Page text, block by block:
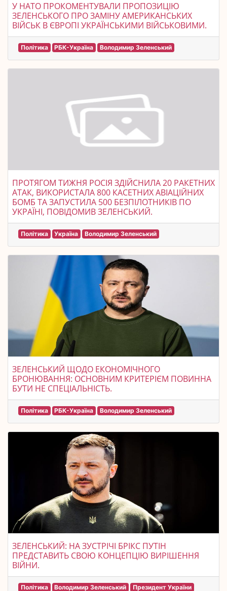
У НАТО ПРОКОМЕНТУВАЛИ ПРОПОЗИЦІЮ
ЗЕЛЕНСЬКОГО ПРО ЗАМІНУ АМЕРИКАНСЬКИХ
ВІЙСЬК В ЄВРОПІ УКРАЇНСЬКИМИ ВІЙСЬКОВИМИ.
Політика РБК-Україна Володимир Зеленський
ПРОТЯГОМ ТИЖНЯ РОСІЯ ЗДІЙСНИЛА 20 РАКЕТНИХ
АТАК, ВИКОРИСТАЛА 800 КАСЕТНИХ АВІАЦІЙНИХ
БОМБ ТА ЗАПУСТИЛА 500 БЕЗПІЛОТНИКІВ ПО
УКРАЇНІ, ПОВІДОМИВ ЗЕЛЕНСЬКИЙ.
Політика Україна Володимир Зеленський
ЗЕЛЕНСЬКИЙ ЩОДО ЕКОНОМІЧНОГО
БРОНЮВАННЯ: ОСНОВНИМ КРИТЕРІЄМ ПОВИННА
БУТИ НЕ СПЕЦІАЛЬНІСТЬ.
Політика РБК-Україна Володимир Зеленський
ЗЕЛЕНСЬКИЙ: НА ЗУСТРІЧІ БРІКС ПУТІН
ПРЕДСТАВИТЬ СВОЮ КОНЦЕПЦІЮ ВИРІШЕННЯ
ВІЙНИ.
Політика Володимир Зеленський Президент України